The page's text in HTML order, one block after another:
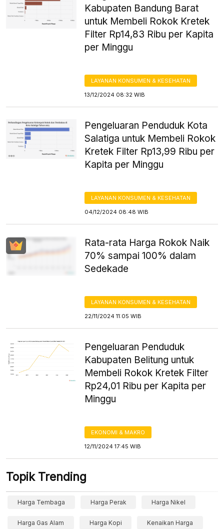
Kabupaten Bandung Barat
untuk Membeli Rokok Kretek
Filter Rp14,83 Ribu per Kapita
per Minggu
LAYANAN KONSUMEN & KESEHATAN
13/12/2024 08:32 WIB
Pengeluaran Penduduk Kota
Salatiga untuk Membeli Rokok
Kretek Filter Rp13,99 Ribu per
Kapita per Minggu
LAYANAN KONSUMEN & KESEHATAN
04/12/2024 08:48 WIB
Rata-rata Harga Rokok Naik
70% sampai 100% dalam
Sedekade
LAYANAN KONSUMEN & KESEHATAN
22/11/2024 11:05 WIB
Pengeluaran Penduduk
Kabupaten Belitung untuk
Membeli Rokok Kretek Filter
Rp24,01 Ribu per Kapita per
Minggu
EKONOMI & MAKRO
12/11/2024 17:45 WIB
Topik Trending
Harga Tembaga Harga Perak Harga Nikel
Harga Gas Alam Harga Kopi Kenaikan Harga